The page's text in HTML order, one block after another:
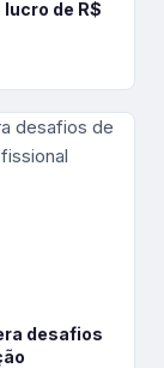
de R$
desafios